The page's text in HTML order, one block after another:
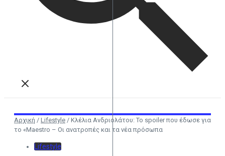
Αρχική / Lifestyle / Κλέλια Ανδριολάτου: Το spoiler που έδωσε για
το «Maestro – Οι ανατροπές και τα νέα πρόσωπα
Lifestyle